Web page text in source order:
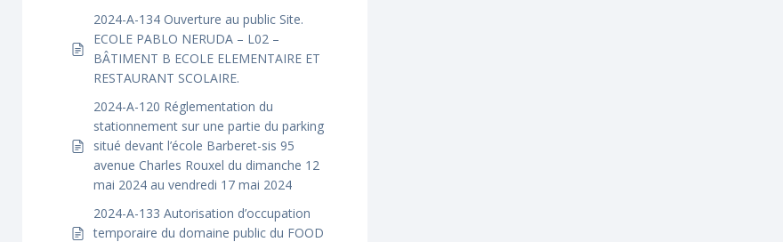
2024-A-134 Ouverture au public Site.
ECOLE PABLO NERUDA – L02 –
BÂTIMENT B ECOLE ELEMENTAIRE ET
RESTAURANT SCOLAIRE.
2024-A-120 Réglementation du
stationnement sur une partie du parking
situé devant l’école Barberet-sis 95
avenue Charles Rouxel du dimanche 12
mai 2024 au vendredi 17 mai 2024
2024-A-133 Autorisation d’occupation
temporaire du domaine public du FOOD